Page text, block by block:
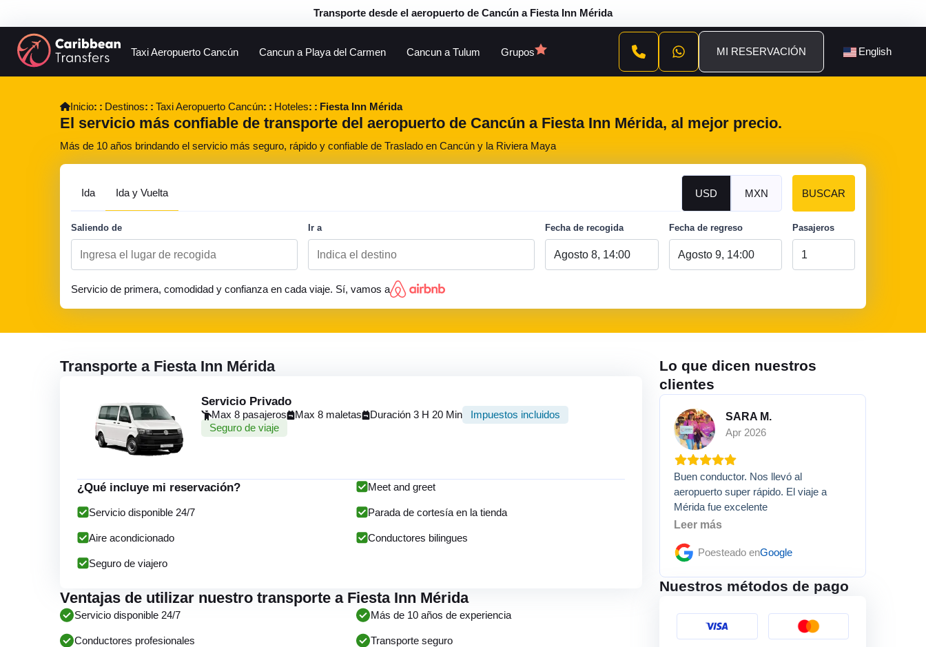
Transporte desde el aeropuerto de Cancún a Fiesta Inn Mérida
Taxi Aeropuerto Cancún Cancun a Playa del Carmen Cancun a Tulum Grupos MI RESERVACIÓN English
Inicio Destinos Taxi Aeropuerto Cancún Hoteles Fiesta Inn Mérida
El servicio más confiable de transporte del aeropuerto de Cancún a Fiesta Inn Mérida, al mejor precio.
Más de 10 años brindando el servicio más seguro, rápido y confiable de Traslado en Cancún y la Riviera Maya
Ida Ida y Vuelta USD MXN
Saliendo de Ir a Fecha de recogida Fecha de regreso Pasajeros
BUSCAR
Servicio de primera, comodidad y confianza en cada viaje. Sí, vamos a
Transporte a Fiesta Inn Mérida
Servicio Privado
Max 8 pasajeros Max 8 maletas Duración 3 H 20 Min
Impuestos incluidos
Seguro de viaje
¿Qué incluye mi reservación? Meet and greet
Servicio disponible 24/7 Parada de cortesía en la tienda
Aire acondicionado Conductores bilingues
Seguro de viajero
Ventajas de utilizar nuestro transporte a Fiesta Inn Mérida
Servicio disponible 24/7 Más de 10 años de experiencia
Conductores profesionales Transporte seguro
Lo que dicen nuestros
clientes
SARA M.
Apr 2026
Buen conductor. Nos llevó al
aeropuerto super rápido. El viaje a
Mérida fue excelente
Leer más
Poesteado enGoogle
Nuestros métodos de pago